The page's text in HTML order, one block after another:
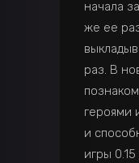
начала
же ее
раз. В
героями
и
игры